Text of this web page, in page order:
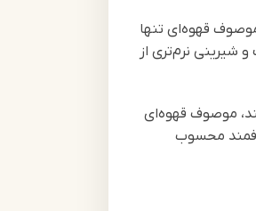
قهوه‌ای تنها
شیرینی نرم‌تری از
موصوف قهوه‌ای
محسوب